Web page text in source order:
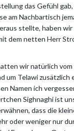
das Gefühl
am Nachbartisch
stellte, haben
dem netten Herr
wir natürlich
um Telawi
Namen ich
Sighnaghi ist
dass die
oder weniger nur